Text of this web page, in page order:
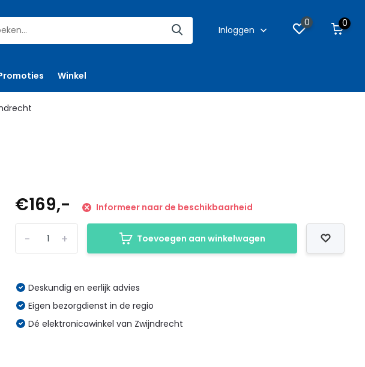
Inloggen
0 0
Winkel
€169,- Informeer naar de beschikbaarheid
+
- Toevoegen aan winkelwagen
Deskundig en eerlijk advies
Eigen bezorgdienst in de regio
Dé elektronicawinkel van Zwijndrecht